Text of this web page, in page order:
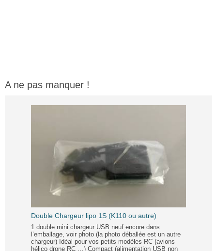
A ne pas manquer !
Double Chargeur lipo 1S (K110 ou autre)
1 double mini chargeur USB neuf encore dans
l’emballage, voir photo (la photo déballée est un autre
chargeur) Idéal pour vos petits modèles RC (avions
hélico drone RC …) Compact (alimentation USB non